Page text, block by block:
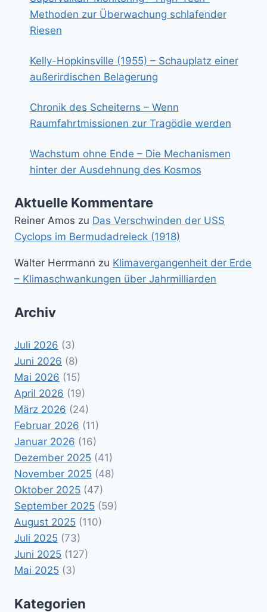
Methoden zur Überwachung schlafender
Riesen
Kelly-Hopkinsville (1955) – Schauplatz einer
außerirdischen Belagerung
Chronik des Scheiterns – Wenn
Raumfahrtmissionen zur Tragödie werden
Wachstum ohne Ende – Die Mechanismen
hinter der Ausdehnung des Kosmos
Aktuelle Kommentare
Reiner Amos zu Das Verschwinden der USS
Cyclops im Bermudadreieck (1918)
Walter Herrmann zu Klimavergangenheit der Erde
– Klimaschwankungen über Jahrmilliarden
Archiv
Juli 2026 (3)
Juni 2026 (8)
Mai 2026 (15)
April 2026 (19)
März 2026 (24)
Februar 2026 (11)
Januar 2026 (16)
Dezember 2025 (41)
November 2025 (48)
Oktober 2025 (47)
September 2025 (59)
August 2025 (110)
Juli 2025 (73)
Juni 2025 (127)
Mai 2025 (3)
Kategorien